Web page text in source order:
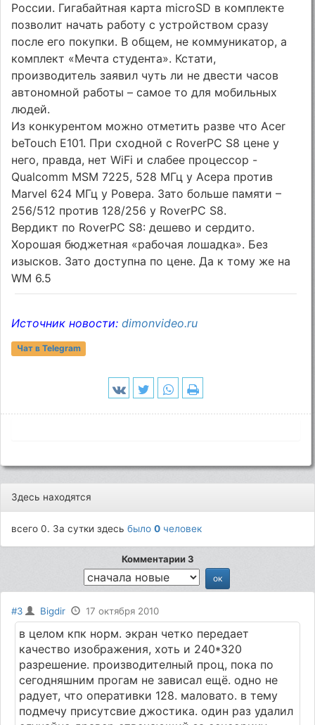
России. Гигабайтная карта microSD в комплекте
позволит начать работу с устройством сразу
после его покупки. В общем, не коммуникатор, а
комплект «Мечта студента». Кстати,
производитель заявил чуть ли не двести часов
автономной работы – самое то для мобильных
людей.
Из конкурентом можно отметить разве что Acer
beTouch E101. При сходной с RoverPC S8 цене у
него, правда, нет WiFi и слабее процессор -
Qualcomm MSM 7225, 528 МГц у Асера против
Marvel 624 МГц у Ровера. Зато больше памяти –
256/512 против 128/256 у RoverPC S8.
Вердикт по RoverPC S8: дешево и сердито.
Хорошая бюджетная «рабочая лошадка». Без
изысков. Зато доступна по цене. Да к тому же на
WM 6.5
Источник новости:dimonvideo.ru
Чат в Telegram
Здесь находятся
всего 0. За сутки здесьбыло0 человек
Комментарии 3
#3 Bigdir 17 октября 2010
в целом кпк норм. экран четко передает
качество изображения, хоть и 240*320
разрешение. производителный проц, пока по
сегодняшним прогам не зависал ещё. одно не
радует, что оперативки 128. маловато. в тему
подмечу присутсвие джостика. один раз удалил